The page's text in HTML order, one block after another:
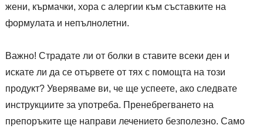
жени, кърмачки, хора с алергии към съставките на
формулата и непълнолетни.
Важно! Страдате ли от болки в ставите всеки ден и
искате ли да се отървете от тях с помощта на този
продукт? Уверяваме ви, че ще успеете, ако следвате
инструкциите за употреба. Пренебрегването на
препоръките ще направи лечението безполезно. Само